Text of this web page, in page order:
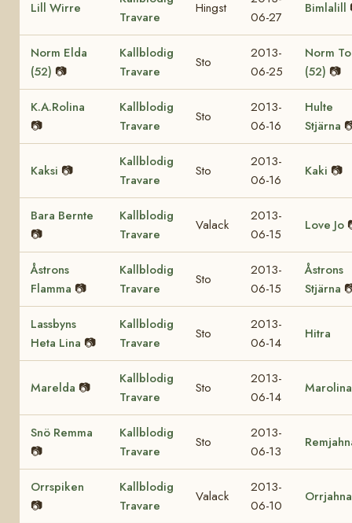
Lill Wirre
Travare
Hingst
06-27
Bimlalill
Norm Elda
(52) 📷
Kallblodig
Travare
Sto
2013-
06-25
Norm
(52) 📷
K.A.Rolina
📷
Kallblodig
Travare
Sto
2013-
06-16
Hulte
Stjärna
Kaksi 📷
Kallblodig
Travare
Sto
2013-
06-16
Kaki 📷
Bara Bernte
📷
Kallblodig
Travare
Valack
2013-
06-15
Love Jo
Åstrons
Flamma 📷
Kallblodig
Travare
Sto
2013-
06-15
Åstrons
Stjärna
Lassbyns
Heta Lina 📷
Kallblodig
Travare
Sto
2013-
06-14
Hitra
Marelda 📷
Kallblodig
Travare
Sto
2013-
06-14
Marolina
Snö Remma
📷
Kallblodig
Travare
Sto
2013-
06-13
Orrspiken
📷
Kallblodig
Travare
Valack
2013-
06-10
Orrjahna